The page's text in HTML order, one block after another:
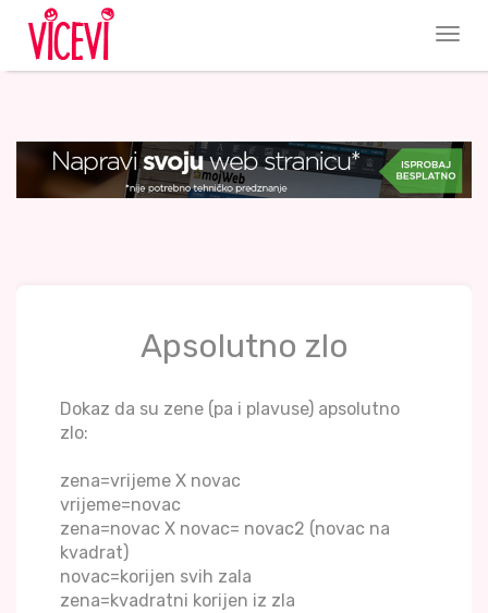
Apsolutno zlo
Dokaz da su zene (pa i plavuse) apsolutno
zlo:
zena=vrijeme X novac
vrijeme=novac
zena=novac X novac= novac2 (novac na
kvadrat)
novac=korijen svih zala
zena=kvadratni korijen iz zla